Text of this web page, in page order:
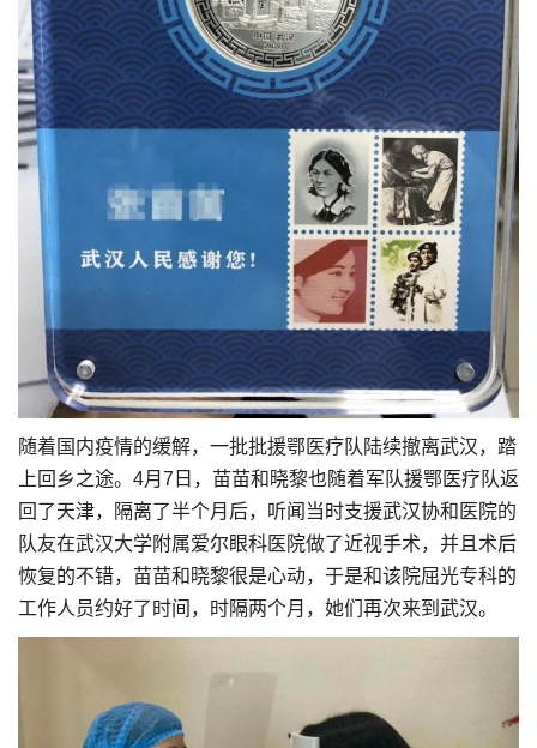
随着国内疫情的缓解，一批批援鄂医疗队陆续撤离武汉，踏
上回乡之途。4月7日，苗苗和晓黎也随着军队援鄂医疗队返
回了天津，隔离了半个月后，听闻当时支援武汉协和医院的
队友在武汉大学附属爱尔眼科医院做了近视手术，并且术后
恢复的不错，苗苗和晓黎很是心动，于是和该院屈光专科的
工作人员约好了时间，时隔两个月，她们再次来到武汉。